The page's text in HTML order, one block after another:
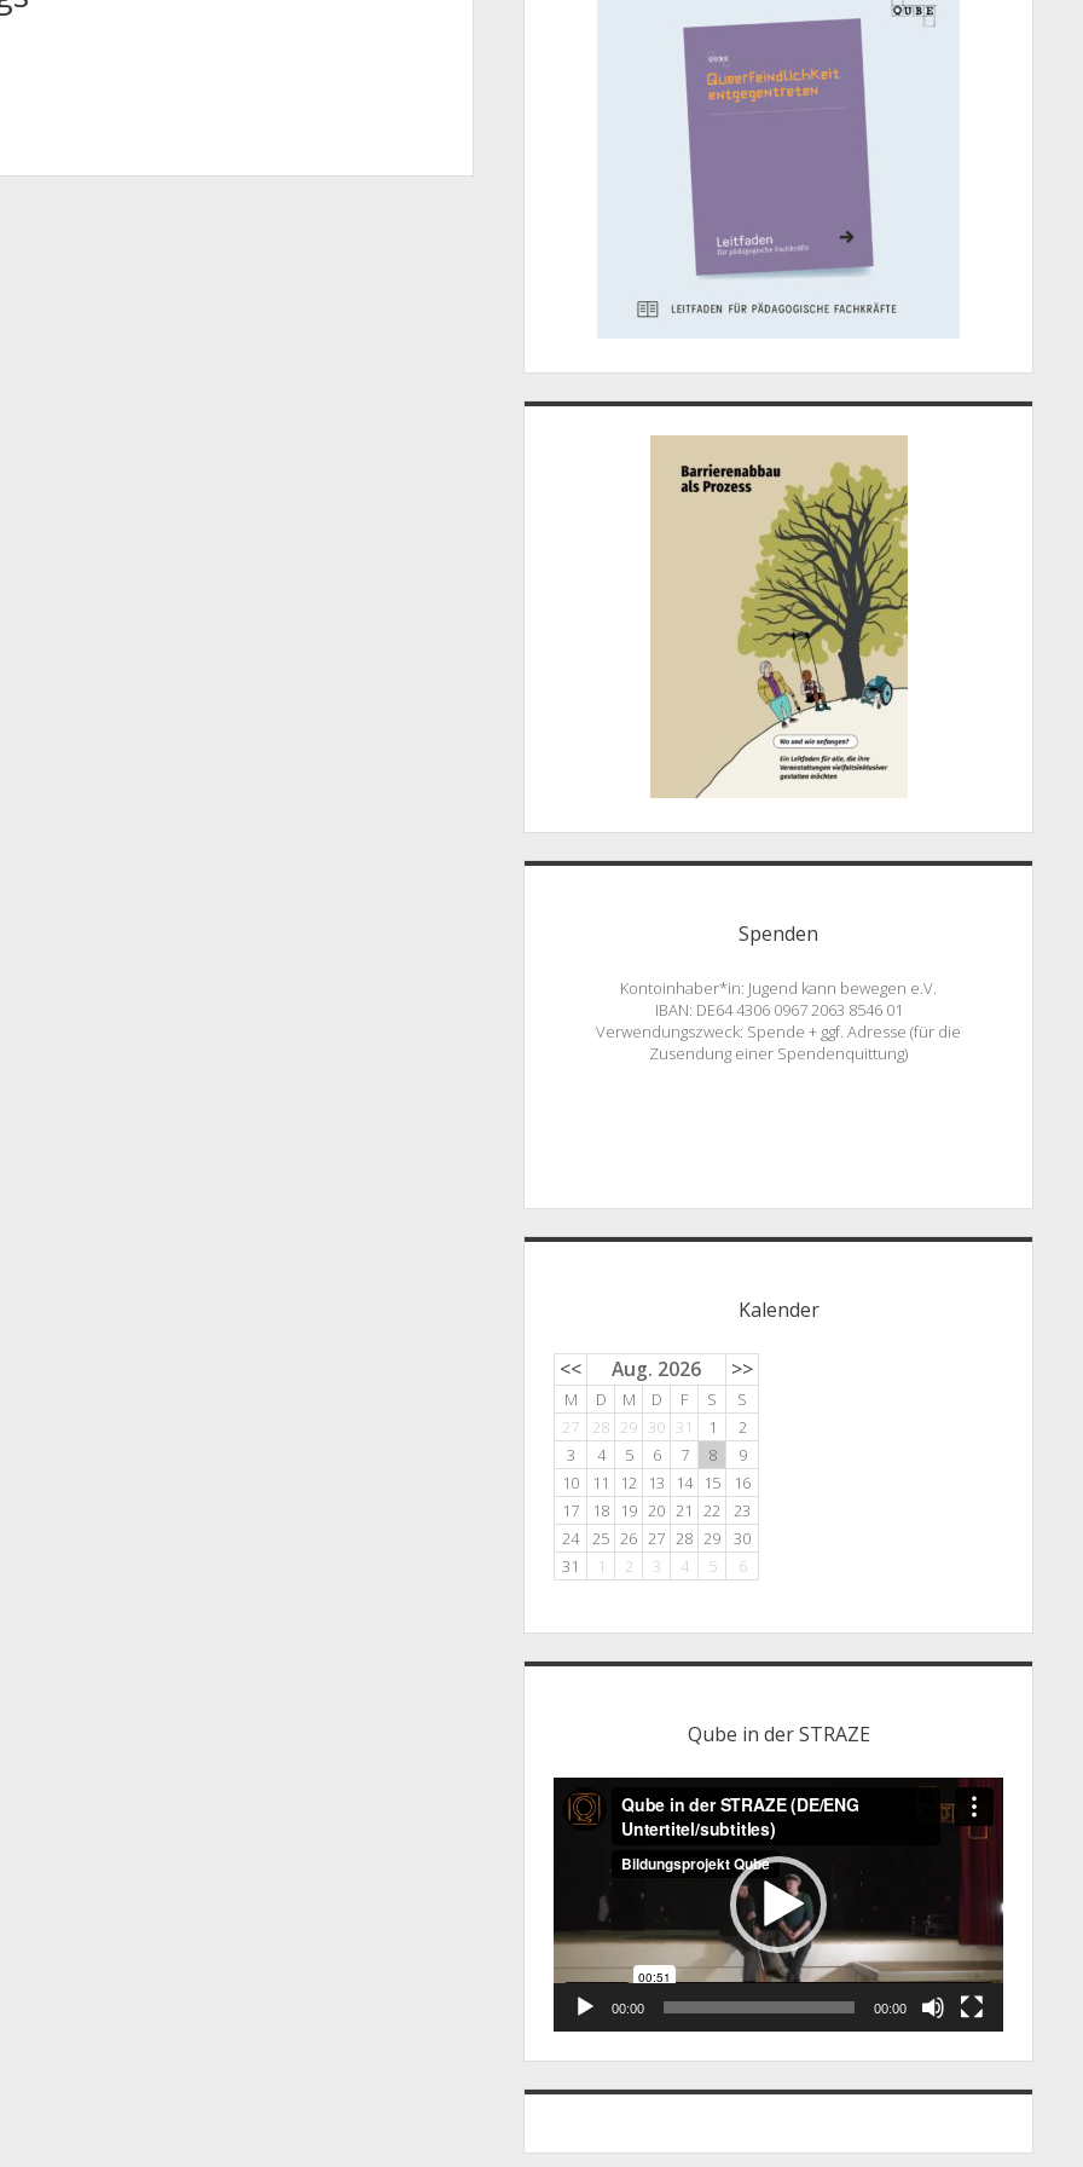
Spenden
Kontoinhaber*in: Jugend kann bewegen e.V.
IBAN: DE64 4306 0967 2063 8546 01
Verwendungszweck: Spende + ggf. Adresse (für die
Zusendung einer Spendenquittung)
Kalender
<< Aug. 2026 >>
M D M D F S
S
27
28 29 30 31 1
2
3
4 5 6 7 8
9
10
11 12 13 14 15
16
17
18 19 20 21 22
23
24
25 26 27 28 29
30
31
1 2 3 4 5 6
Qube in der STRAZE
Player
00:00 00:00